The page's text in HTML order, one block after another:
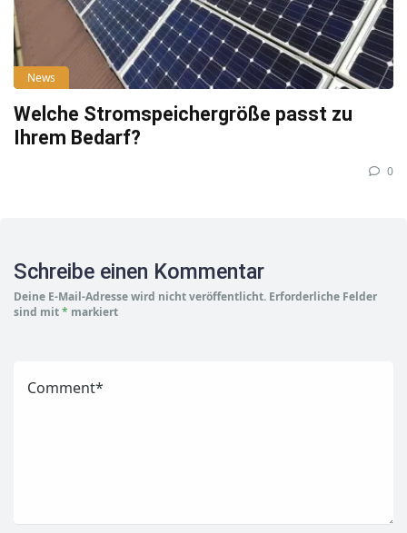
News
Welche Stromspeichergröße passt zu
Ihrem Bedarf?
0
Schreibe einen Kommentar
Deine E-Mail-Adresse wird nicht veröffentlicht. Erforderliche Felder
sind mit* markiert